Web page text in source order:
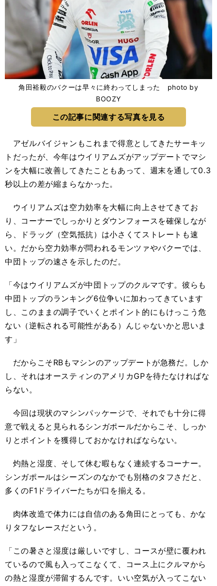
角田裕毅のバクーは早々に終わってしまった photo by
BOOZY
この記事に関連する写真を見る
アゼルバイジャンもこれまで得意としてきたサーキッ
トだったが、今年はウイリアムズがアップデートでマシ
ンを大幅に改善してきたこともあって、週末を通して0.3
秒以上の差が縮まらなかった。
ウイリアムズは空力効率を大幅に向上させてきてお
り、コーナーでしっかりとダウンフォースを確保しなが
ら、ドラッグ（空気抵抗）は小さくてストレートも速
い。だから空力効率が問われるモンツァやバクーでは、
中団トップの速さを示したのだ。
「今はウイリアムズが中団トップのクルマです。彼らも
中団トップのランキング6位争いに加わってきています
し、このままの調子でいくとポイント的にもけっこう危
ない（逆転される可能性がある）んじゃないかと思いま
す」
だからこそRBもマシンのアップデートが急務だ。しか
し、それはオースティンのアメリカGPを待たなければな
らない。
今回は現状のマシンパッケージで、それでも十分に得
意で戦えると見られるシンガポールだからこそ、しっか
りとポイントを獲得しておかなければならない。
灼熱と湿度、そして休む暇もなく連続するコーナー。
シンガポールはシーズンのなかでも別格のタフさだと、
多くのF1ドライバーたちが口を揃える。
肉体改造で体力には自信のある角田にとっても、かな
りタフなレースだという。
「この暑さと湿度は厳しいですし、コースが壁に覆われ
ているので風も入ってこなくて、コース上にクルマから
の熱と湿度が滞留するんです。いい空気が入ってこない